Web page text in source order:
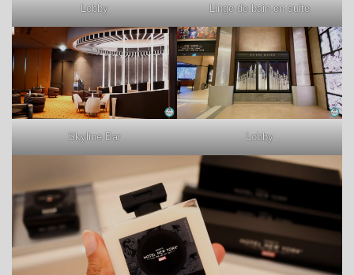
Lobby Linge de bain en suite
Skyline Bar Lobby